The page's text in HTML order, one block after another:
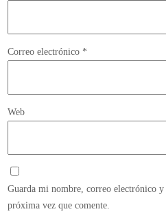
Correo electrónico *
Web
Guarda mi nombre, correo electrónico y
próxima vez que comente.